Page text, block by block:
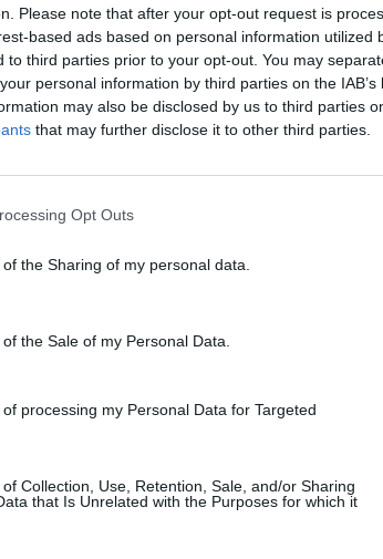
Please note that after your opt-out request is
based ads based on personal information utilized
to third parties prior to your opt-out. You may
personal information by third parties on the IAB’s
may also be disclosed by us to third parties
that may further disclose it to other third parties.
Opt Outs
the Sharing of my personal data.
the Sale of my Personal Data.
processing my Personal Data for Targeted
Collection, Use, Retention, Sale, and/or Sharing
that Is Unrelated with the Purposes for which it
importo complessivo di almeno 19.316.338
9.744 euro
19.473 euro